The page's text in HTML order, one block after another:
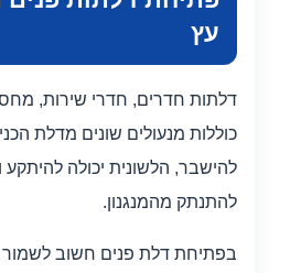
עץ
דלתות חדרים, חדרי שירות,
כוללות מנעולים שונים מדלת
להישבר, הלשונית יכולה להיתקע
להתנתק מהמנגנון.
בפתיחת דלת פנים חשוב